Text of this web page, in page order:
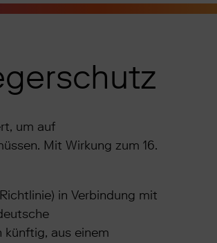
um auf
Mit Wirkung zum 16.
in Verbindung mit
aus einem